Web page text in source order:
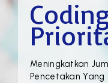
Meningkatkan
Pencetakan